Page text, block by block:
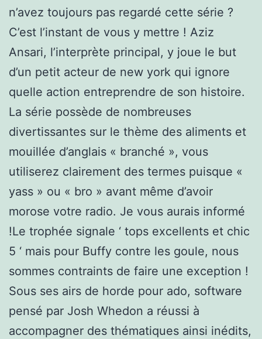
n’avez toujours pas regardé cette série ?
C’est l’instant de vous y mettre ! Aziz
Ansari, l’interprète principal, y joue le but
d’un petit acteur de new york qui ignore
quelle action entreprendre de son histoire.
La série possède de nombreuses
divertissantes sur le thème des aliments et
mouillée d’anglais « branché », vous
utiliserez clairement des termes puisque «
yass » ou « bro » avant même d’avoir
morose votre radio. Je vous aurais informé
!Le trophée signale ‘ tops excellents et chic
5 ‘ mais pour Buffy contre les goule, nous
sommes contraints de faire une exception !
Sous ses airs de horde pour ado, software
pensé par Josh Whedon a réussi à
accompagner des thématiques ainsi inédits,